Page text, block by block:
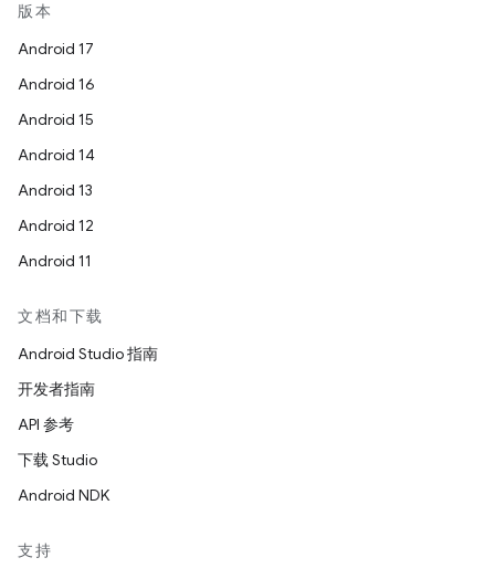
版本
Android 17
Android 16
Android 15
Android 14
Android 13
Android 12
Android 11
文档和下载
Android Studio 指南
开发者指南
API 参考
下载 Studio
Android NDK
支持